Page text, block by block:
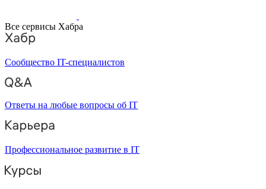
Все сервисы Хабра
Сообщество IT-специалистов
Ответы на любые вопросы об IT
Профессиональное развитие в IT